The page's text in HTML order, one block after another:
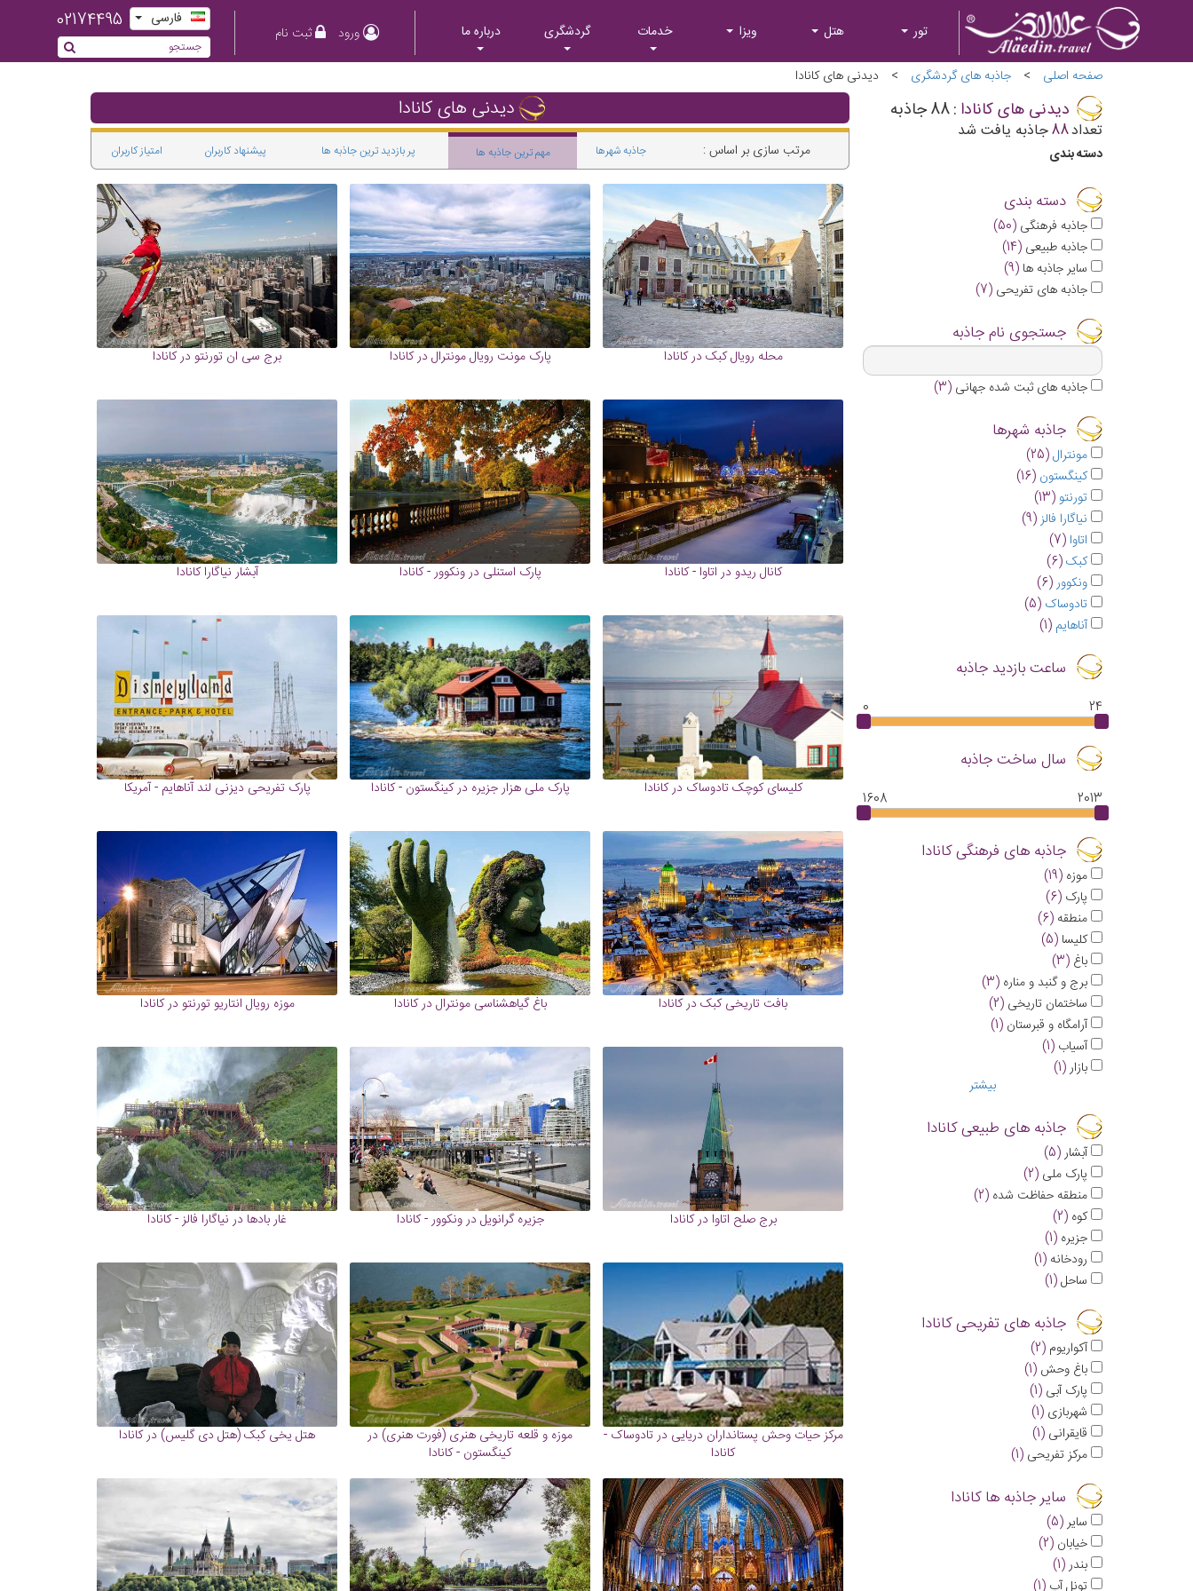
تور هتل ویزا خدمات گردشگری درباره ما ورود ثبت نام
فارسی 02174495
صفحه اصلی > جاذبه های گردشگری > دیدنی های کانادا
دیدنی های کانادا :
88جاذبه
تعداد88جاذبه یافت شد
دسته بندی
دسته بندی
جاذبه فرهنگی (50)
جاذبه طبیعی (14)
سایر جاذبه ها (9)
جاذبه های تفریحی (7)
جستجوی نام جاذبه
جاذبه های ثبت شده جهانی (
3
)
جاذبه شهرها
مونترال(25)
کینگستون (16)
تورنتو(13)
نیاگارا فالز(9)
اتاوا(7)
کبک(6)
ونکوور(6)
تادوساک (5)
آناهایم (1)
ساعت بازدید جاذبه
0 24
سال ساخت جاذبه
1608 2013
جاذبه های فرهنگی کانادا
موزه (19)
پارک (6)
منطقه (6)
کلیسا (5)
باغ (3)
برج و گنبد و مناره (3)
ساختمان تاریخی (2)
آرامگاه و قبرستان (1)
آسیاب (1)
بازار(1)
بیشتر
جاذبه های طبیعی کانادا
آبشار(5)
پارک ملی (2)
منطقه حفاظت شده (2)
کوه (2)
جزیره (1)
رودخانه (1)
ساحل(1)
جاذبه های تفریحی کانادا
آکواریوم (2)
باغ وحش (1)
پارک آبی (1)
شهربازی (1)
قایقرانی (1)
مرکز تفریحی (1)
سایر جاذبه ها کانادا
سایر(5)
خیابان (2)
بندر(1)
دیدنی های کانادا
مرتب سازی بر اساس : جاذبه شهرها مهم ترین جاذبه ها پر بازدید ترین جاذبه ها پیشنهاد کاربران امتیاز کاربران
محله رویال کبک در کانادا پارک مونت رویال مونترال در کانادا برج سی ان تورنتو در کانادا
کانال ریدو در اتاوا - کانادا پارک استنلی در ونکوور - کانادا آبشار نیاگارا کانادا
کلیسای کوچک تادوساک در کانادا پارک ملی هزار جزیره در کینگستون - کانادا پارک تفریحی دیزنی لند آناهایم - آمریکا
بافت تاریخی کبک در کانادا باغ گیاهشناسی مونترال در کانادا موزه رویال انتاریو تورنتو در کانادا
برج صلح اتاوا در کانادا جزیره گرانویل در ونکوور - کانادا غار بادها در نیاگارا فالز - کانادا
مرکز حیات وحش پستانداران دریایی در تادوساک -
کانادا
موزه و قلعه تاریخی هنری (فورت هنری) در
کینگستون - کانادا
هتل یخی کبک (هتل دی گلیس) در کانادا